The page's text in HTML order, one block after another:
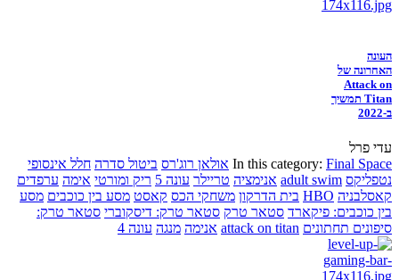
העונה
האחרונה של
Attack on
Titan תמשיך
ב-2022
עדי פרל
In this category: Final Space אולאן רוג'רס ביטול סדרה חלל אינסופי
נטפליקס adult swim אנימציה טריילר עונה 5 ריק ומורטי אימה ערפדים
קאסלבניה HBO בית הדרקון משחקי הכס קאסט מסע בין כוכבים מסע
בין כוכבים: פיקארד סטאר טרק סטאר טרק: דיסקוברי סטאר טרק:
סיפונים תחתונים attack on titan אנימה מנגה עונה 4